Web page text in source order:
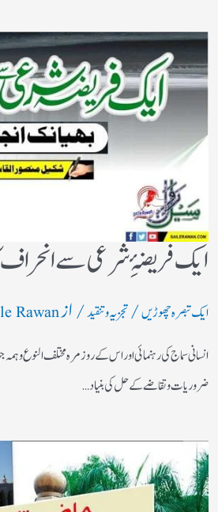
ایک فریضۂِ شرعی سے انحراف
ایک تبصرہ چھوڑیں/تجزیہ و تنقید/ ازRawan
انسانی سماج کی رہنمائی اور اس کے روز مرہ مختلف النوع
ضروریات وتقاضے کے حل کی بنیاد…